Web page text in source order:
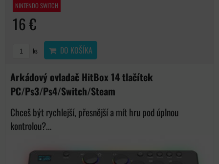
NINTENDO SWITCH
16 €
ks DO KOŠÍKA
Arkádový ovladač HitBox 14 tlačítek
PC/Ps3/Ps4/Switch/Steam
Chceš být rychlejší, přesnější a mít hru pod úplnou
kontrolou?...